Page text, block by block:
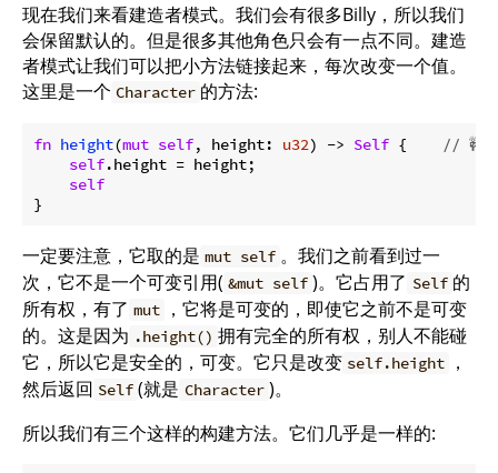
现在我们来看建造者模式。我们会有很多Billy，所以我们
会保留默认的。但是很多其他角色只会有一点不同。建造
者模式让我们可以把小方法链接起来，每次改变一个值。
这里是一个 Character 的方法:
fn height(mut self, height: u32) -> Self {
// 🚧
self.height = height;
self
一定要注意，它取的是 mut self 。我们之前看到过一
次，它不是一个可变引用( &mut self )。它占用了 Self 的
所有权，有了 mut
，它将是可变的，即使它之前不是可变
的。这是因为 .height() 拥有完全的所有权，别人不能碰
它，所以它是安全的，可变。它只是改变 self.height
，
然后返回 Self (就是 Character )。
所以我们有三个这样的构建方法。它们几乎是一样的: